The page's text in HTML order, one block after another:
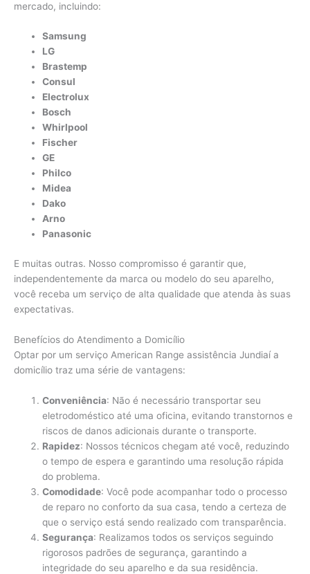
mercado, incluindo:
Samsung
LG
Brastemp
Consul
Electrolux
Bosch
Whirlpool
Fischer
GE
Philco
Midea
Dako
Arno
Panasonic
E muitas outras. Nosso compromisso é garantir que,
independentemente da marca ou modelo do seu aparelho,
você receba um serviço de alta qualidade que atenda às suas
expectativas.
Benefícios do Atendimento a Domicílio
Optar por um serviço American Range assistência Jundiaí a
domicílio traz uma série de vantagens:
Conveniência: Não é necessário transportar seu
eletrodoméstico até uma oficina, evitando transtornos e
riscos de danos adicionais durante o transporte.
Rapidez: Nossos técnicos chegam até você, reduzindo
o tempo de espera e garantindo uma resolução rápida
do problema.
Comodidade: Você pode acompanhar todo o processo
de reparo no conforto da sua casa, tendo a certeza de
que o serviço está sendo realizado com transparência.
Segurança: Realizamos todos os serviços seguindo
rigorosos padrões de segurança, garantindo a
integridade do seu aparelho e da sua residência.